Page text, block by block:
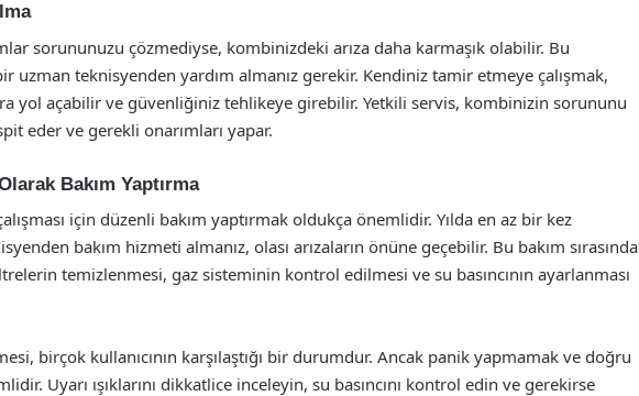
sorununuzu çözmediyse, kombinizdeki arıza daha karmaşık olabilir. Bu
uzman teknisyenden yardım almanız gerekir. Kendiniz tamir etmeye çalışmak,
yol açabilir ve güvenliğiniz tehlikeye girebilir. Yetkili servis, kombinizin sorununu
eder ve gerekli onarımları yapar.
Bakım Yaptırma
için düzenli bakım yaptırmak oldukça önemlidir. Yılda en az bir kez
bakım hizmeti almanız, olası arızaların önüne geçebilir. Bu bakım sırasında
temizlenmesi, gaz sisteminin kontrol edilmesi ve su basıncının ayarlanması
birçok kullanıcının karşılaştığı bir durumdur. Ancak panik yapmamak ve doğru
Uyarı ışıklarını dikkatlice inceleyin, su basıncını kontrol edin ve gerekirse